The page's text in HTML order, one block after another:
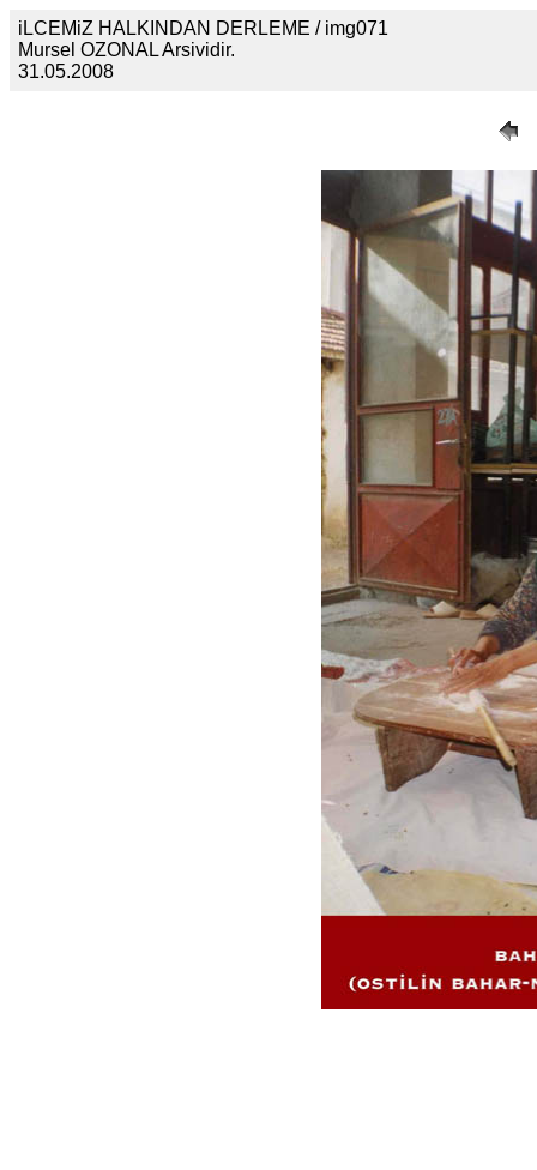
iLCEMiZ HALKINDAN DERLEME / img071
Mursel OZONAL Arsividir.
31.05.2008